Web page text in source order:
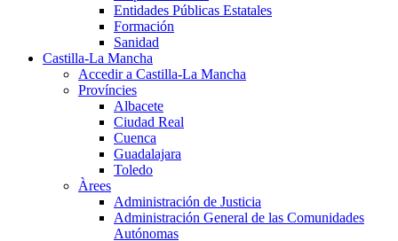
Entidades Públicas Estatales
Formación
Sanidad
Castilla-La Mancha
Accedir a Castilla-La Mancha
Províncies
Albacete
Ciudad Real
Cuenca
Guadalajara
Toledo
Àrees
Administración de Justicia
Administración General de las Comunidades
Autónomas